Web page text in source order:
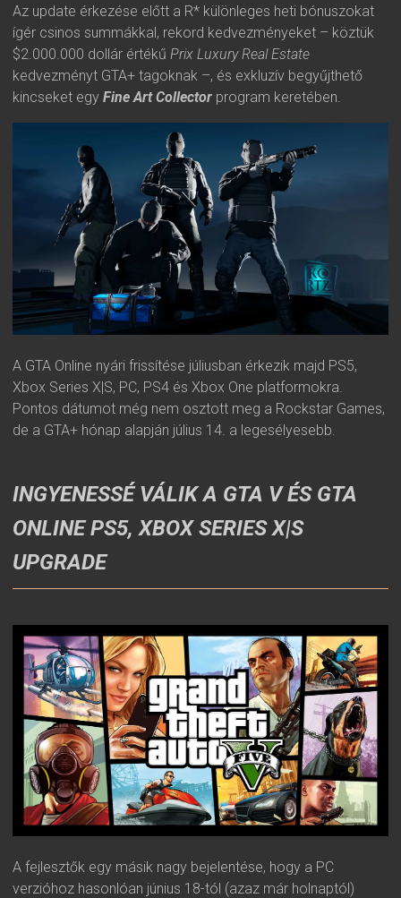
Az update érkezése előtt a R* különleges heti bónuszokat
ígér csinos summákkal, rekord kedvezményeket – köztük
$2.000.000 dollár értékű Prix Luxury Real Estate
kedvezményt GTA+ tagoknak –, és exkluzív begyűjthető
kincseket egy Fine Art Collector program keretében.
A GTA Online nyári frissítése júliusban érkezik majd PS5,
Xbox Series X|S, PC, PS4 és Xbox One platformokra.
Pontos dátumot még nem osztott meg a Rockstar Games,
de a GTA+ hónap alapján július 14. a legesélyesebb.
INGYENESSÉ VÁLIK A GTA V ÉS GTA
ONLINE PS5, XBOX SERIES X|S
UPGRADE
A fejlesztők egy másik nagy bejelentése, hogy a PC
verzióhoz hasonlóan június 18-tól (azaz már holnaptól)